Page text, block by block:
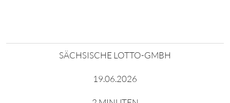
SÄCHSISCHE LOTTO-GMBH
19.06.2026